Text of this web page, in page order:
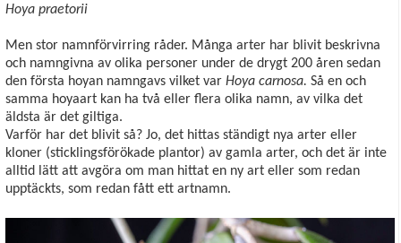
Hoya praetorii
Men stor namnförvirring råder. Många arter har blivit beskrivna
och namngivna av olika personer under de drygt 200 åren sedan
den första hoyan namngavs vilket var Hoya carnosa. Så en och
samma hoyaart kan ha två eller flera olika namn, av vilka det
äldsta är det giltiga.
Varför har det blivit så? Jo, det hittas ständigt nya arter eller
kloner (sticklingsförökade plantor) av gamla arter, och det är inte
alltid lätt att avgöra om man hittat en ny art eller som redan
upptäckts, som redan fått ett artnamn.